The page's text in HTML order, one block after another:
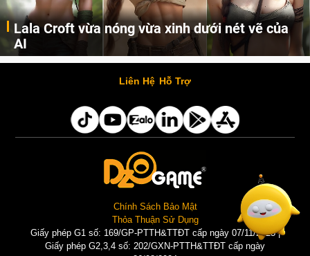
Lala Croft vừa nóng vừa xinh dưới nét vẽ của
AI
Cùng đến với những hình ảnh Lala Croft của Tomb Raider dưới nét vẽ của AI. Một cô nàng xinh đẹp, nóng bỏng nhưng cũng rắn rỏi và mạnh mẽ.
Liên Hệ Hỗ Trợ
Chính Sách Bảo Mật
Thỏa Thuận Sử Dụng
Giấy phép G1 số: 169/GP-PTTH&TTĐT cấp ngày 07/11/2025 |
Giấy phép G2,3,4 số: 202/GXN-PTTH&TTĐT cấp ngày